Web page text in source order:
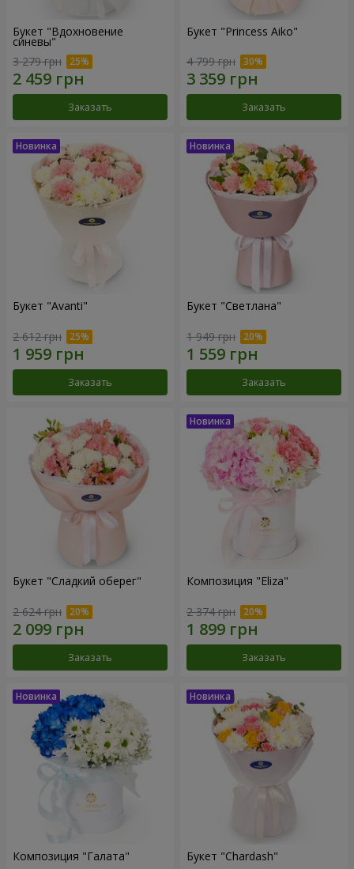
Букет "Вдохновение
синевы"
3 279 грн
Заказать
Букет "Princess Aiko"
4 799 грн
Заказать
Букет "Avanti"
2 612 грн
Заказать
Букет "Светлана"
1 949 грн
Заказать
Букет "Сладкий оберег"
2 624 грн
Заказать
Композиция "Eliza"
2 374 грн
Заказать
Композиция "Галата" Букет "Chardash"